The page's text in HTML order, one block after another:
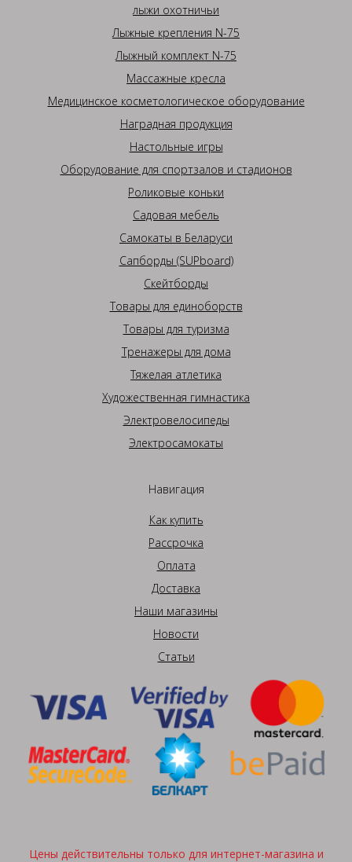
лыжи охотничьи
Лыжные крепления N-75
Лыжный комплект N-75
Массажные кресла
Медицинское косметологическое оборудование
Наградная продукция
Настольные игры
Оборудование для спортзалов и стадионов
Роликовые коньки
Садовая мебель
Самокаты в Беларуси
Сапборды (SUPboard)
Скейтборды
Товары для единоборств
Товары для туризма
Тренажеры для дома
Тяжелая атлетика
Художественная гимнастика
Электровелосипеды
Электросамокаты
Навигация
Как купить
Рассрочка
Оплата
Доставка
Наши магазины
Новости
Статьи
Цены действительны только для интернет-магазина и